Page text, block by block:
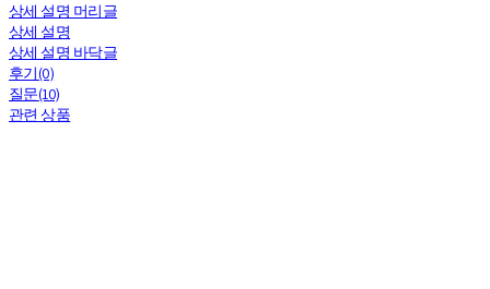
상세 설명 머리글
상세 설명
상세 설명 바닥글
후기(0)
질문(10)
관련 상품